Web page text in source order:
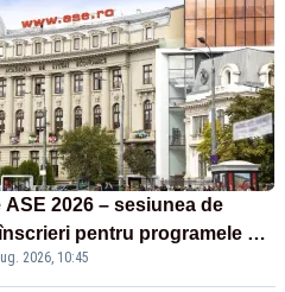
2026 – sesiunea de
pentru programele de
și doctorat
2026, 10:45